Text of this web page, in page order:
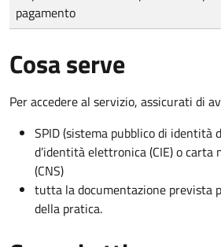
pagamento
Cosa serve
Per accedere al servizio, assicurati di
SPID (sistema pubblico di identità
d’identità elettronica (CIE) o carta
(CNS)
tutta la documentazione prevista
della pratica.